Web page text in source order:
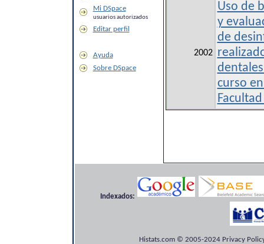
Mi DSpace
usuarios autorizados
Editar perfil
Ayuda
Sobre DSpace
2002
Uso de
y
de
curso
Indexados:
Histats.com © 2005-2024 Privacy